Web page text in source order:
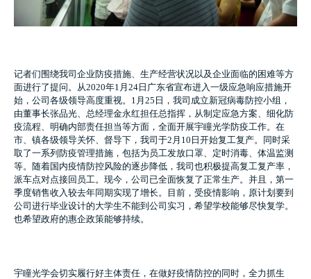
记者们围绕我司企业防疫措施、生产经营状况以及企业面临的困难等方
面进行了提问。从2020年1月24日广东省宣布进入一级应急响应措施开
始，公司各级领导高度重视。1月25日，我司成立新冠病毒防控小组，
由董事长张品光、总经理金永红担任总指挥，从制定应急方案、细化防
疫流程、明确内部责任担当等方面，全面开展宇瞳光学防疫工作。在
市、镇各级领导关怀、督导下，我司于2月10日开始复工复产。同时采
取了一系列防疫管理措施，包括为员工发放口罩、定时消毒、体温监测
等。随着国内疫情防控风险的逐步降低，我司也积极提高复工复产率，
派车点对点接回员工。现今，公司已全面恢复了正常生产。并且，第一
季度销售收入较去年同期实现了增长。目前，受疫情影响，原计划要到
公司进行毕业设计的大学生不能到公司实习，希望学校能够尽快复学。
也希望政府的惠企政策能够持续。
宇瞳光学会切实履行好主体责任，在做好疫情防控的同时，全力抓生